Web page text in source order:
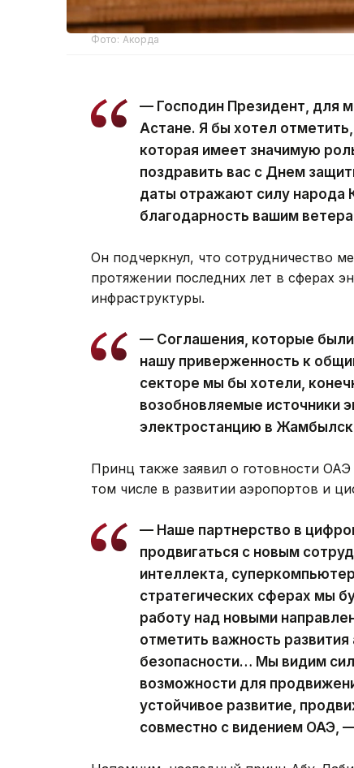
Фото: Акорда
— Господин Президент, для
Астане. Я бы хотел
которая имеет значимую
поздравить вас с Днем
даты отражают силу народа
благодарность вашим
Он подчеркнул, что сотрудничество
протяжении последних лет в сферах
инфраструктуры.
— Соглашения, которые
нашу приверженность к
секторе мы бы хотели,
возобновляемые источники
электростанцию в
Принц также заявил о готовности
том числе в развитии аэропортов и
— Наше партнерство в
продвигаться с новым
интеллекта,
стратегических сферах мы
работу над новыми
отметить важность
безопасности… Мы видим
возможности для
устойчивое развитие,
совместно с видением ОАЭ,